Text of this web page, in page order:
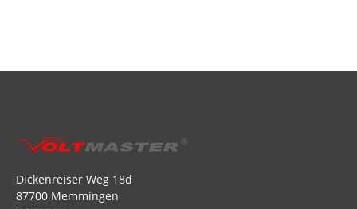
Dickenreiser Weg 18d
87700 Memmingen